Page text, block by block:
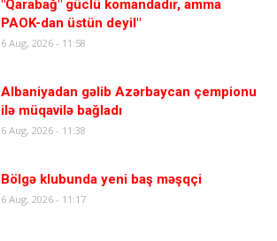
"Qarabağ" güclü komandadır, amma
PAOK-dan üstün deyil"
6 Aug, 2026 - 11:58
Albaniyadan gəlib Azərbaycan çempionu
ilə müqavilə bağladı
6 Aug, 2026 - 11:38
Bölgə klubunda yeni baş məşqçi
6 Aug, 2026 - 11:17